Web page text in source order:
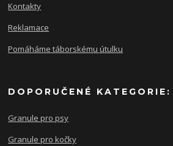
Kontakty
Reklamace
Pomáháme táborskému útulku
DOPORUČENÉ KATEGORIE:
Granule pro psy
Granule pro kočky